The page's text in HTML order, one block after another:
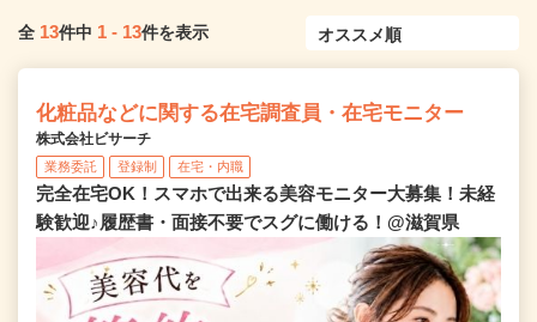
全 13件中 1 - 13件を表示
化粧品などに関する在宅調査員・在宅モニター
株式会社ビサーチ
業務委託 登録制 在宅・内職
完全在宅OK！スマホで出来る美容モニター大募集！未経
験歓迎♪履歴書・面接不要でスグに働ける！@滋賀県